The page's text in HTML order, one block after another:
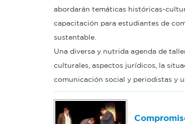
abordarán temáticas históricas-
capacitación para estudiantes de
sustentable.
Una diversa y nutrida agenda de
culturales, aspectos jurídicos, la
comunicación social y periodistas y